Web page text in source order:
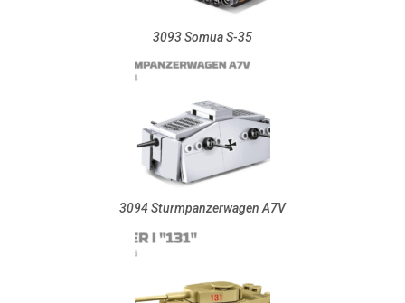
3093 Somua S-35
3094 Sturmpanzerwagen A7V